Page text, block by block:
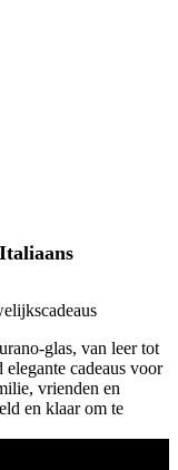
glas, van leer tot
cadeaus voor
vrienden en
en klaar om te